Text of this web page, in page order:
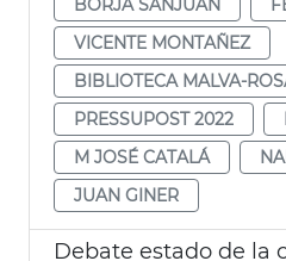
VICENTE MONTAÑEZ
BIBLIOTECA MALVA-
PRESSUPOST 2022
M JOSÉ CATALÁ
JUAN GINER